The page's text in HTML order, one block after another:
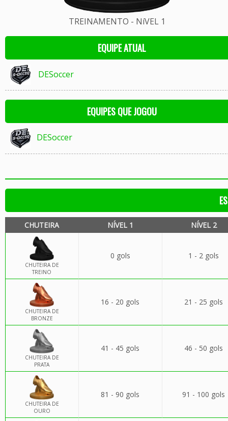
TREINAMENTO - NíVEL 1
EQUIPE ATUAL
DESoccer
EQUIPES QUE JOGOU
DESoccer
CHUTEIRA NÍVEL 1 NÍVEL 2
CHUTEIRA DE
TREINO
0 gols 1 - 2 gols
CHUTEIRA DE
BRONZE
16 - 20 gols 21 - 25 gols
CHUTEIRA DE
PRATA
41 - 45 gols 46 - 50 gols
CHUTEIRA DE
OURO
81 - 90 gols 91 - 100 gols